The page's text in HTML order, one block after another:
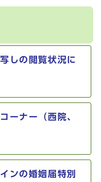
しの閲覧状況に
ーナー（西院、
ンの婚姻届特別